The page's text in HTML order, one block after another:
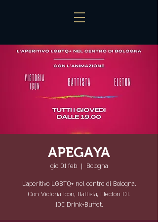
APEGAYA
gio 01 feb
  |
Bologna
L'aperitivo LGBTQ+ nel centro di Bologna.
Con Victoria Icon, Battista, Electon DJ.
10€ Drink+Buffet.